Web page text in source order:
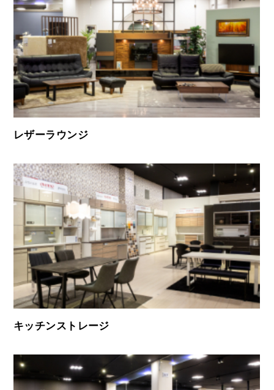
レザーラウンジ
キッチンストレージ